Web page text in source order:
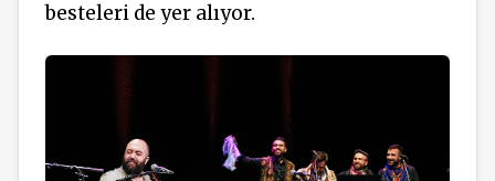
besteleri de yer alıyor.